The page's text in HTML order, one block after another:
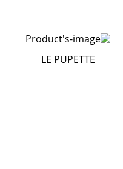
LE PUPETTE